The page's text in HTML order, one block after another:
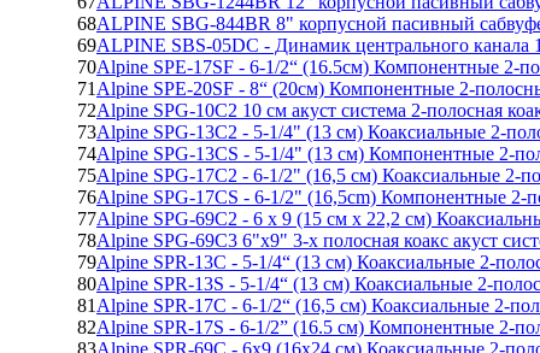
68ALPINE SBG-844BR 8" корпусной пасивный
69ALPINE SBS-05DC - Динамик центрального канала
70Alpine SPE-17SF - 6-1/2“ (16.5см) Компонентные 2-
71 Alpine SPE-20SF - 8“ (20см) Компонентные 2-
72Alpine SPG-10C2 10 см акуст система 2-полосная
73Alpine SPG-13C2 - 5-1/4" (13 см) Коаксиальные 2-
74Alpine SPG-13CS - 5-1/4" (13 см) Компонентные 2-
75Alpine SPG-17C2 - 6-1/2" (16,5 см) Коаксиальные 2-
76Alpine SPG-17CS - 6-1/2" (16,5cm) Компонентные 2-
77Alpine SPG-69C2 - 6 x 9 (15 см x 22,2 см)
78Alpine SPG-69C3 6"x9" 3-х полосная коакс акуст
79Alpine SPR-13C - 5-1/4“ (13 см) Коаксиальные 2-
80Alpine SPR-13S - 5-1/4“ (13 см) Коаксиальные 2-
81 Alpine SPR-17C - 6-1/2“ (16,5 см) Коаксиальные 2-
82Alpine SPR-17S - 6-1/2” (16.5 см) Компонентные 2-